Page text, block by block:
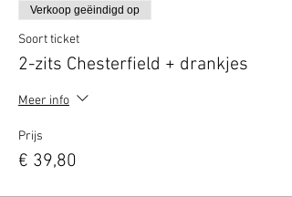
Verkoop geëindigd op
Soort ticket
2-zits Chesterfield + drankjes
Meer info
Prijs
€ 39,80